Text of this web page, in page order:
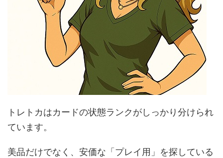
トレトカはカードの状態ランクがしっかり分けられ
ています。
美品だけでなく、安価な「プレイ用」を探している